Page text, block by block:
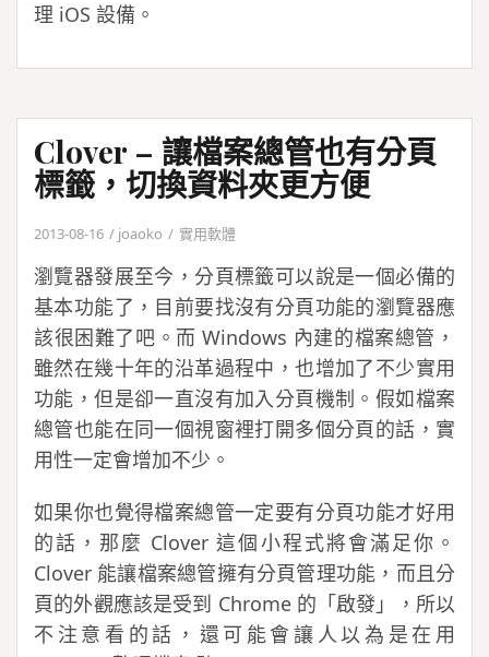
理 iOS 設備。
Clover – 讓檔案總管也有分頁
標籤，切換資料夾更方便
2013-08-16 joaoko 實用軟體
瀏覽器發展至今，分頁標籤可以說是一個必備的
基本功能了，目前要找沒有分頁功能的瀏覽器應
該很困難了吧。而 Windows 內建的檔案總管，
雖然在幾十年的沿革過程中，也增加了不少實用
功能，但是卻一直沒有加入分頁機制。假如檔案
總管也能在同一個視窗裡打開多個分頁的話，實
用性一定會增加不少。
如果你也覺得檔案總管一定要有分頁功能才好用
的話，那麼 Clover 這個小程式將會滿足你。
Clover 能讓檔案總管擁有分頁管理功能，而且分
頁的外觀應該是受到 Chrome 的「啟發」，所以
不注意看的話，還可能會讓人以為是在用